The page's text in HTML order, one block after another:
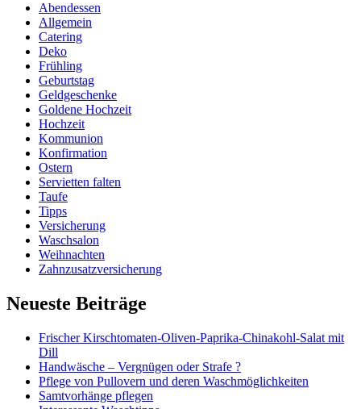
Abendessen
Allgemein
Catering
Deko
Frühling
Geburtstag
Geldgeschenke
Goldene Hochzeit
Hochzeit
Kommunion
Konfirmation
Ostern
Servietten falten
Taufe
Tipps
Versicherung
Waschsalon
Weihnachten
Zahnzusatzversicherung
Neueste Beiträge
Frischer Kirschtomaten-Oliven-Paprika-Chinakohl-Salat mit
Dill
Handwäsche – Vergnügen oder Strafe ?
Pflege von Pullovern und deren Waschmöglichkeiten
Samtvorhänge pflegen